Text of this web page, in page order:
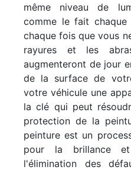
même niveau de
comme le fait chaque
chaque fois que vous
rayures et les
augmenteront de jour
de la surface de
votre véhicule une
la clé qui peut
protection de la
peinture est un
pour la brillance
l'élimination des